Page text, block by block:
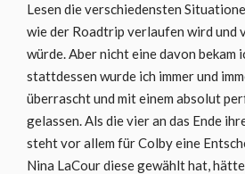
Lesen die verschiedensten
wie der Roadtrip verlaufen wird und
würde. Aber nicht eine davon bekam
stattdessen wurde ich immer und
überrascht und mit einem absolut
gelassen. Als die vier an das Ende
steht vor allem für Colby eine
Nina LaCour diese gewählt hat,